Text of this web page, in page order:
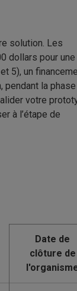
solution. Les
dollars pour une
5), un
pendant la
votre
à l’étape de
Date de
clôture de